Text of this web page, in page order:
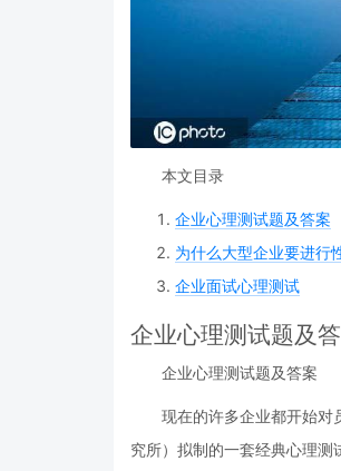
本文目录
企业心理测试题及答案
为什么大型企业要进行
企业面试心理测试
企业心理测试题及
企业心理测试题及答案
现在的许多企业都开始对
究所）拟制的一套经典心理